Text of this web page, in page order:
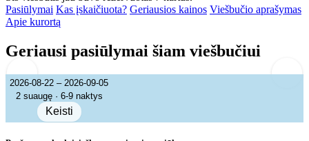
Pasiūlymai Kas įskaičiuota? Geriausios kainos Viešbučio aprašymas
Apie kurortą
Geriausi pasiūlymai šiam viešbučiui
2026-08-22 – 2026-09-05
2 suaugę · 6-9 naktys
Keisti